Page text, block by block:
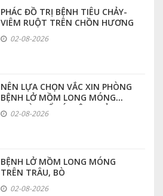
PHÁC ĐỒ TRỊ BỆNH TIÊU CHẢY-
VIÊM RUỘT TRÊN CHỒN HƯƠNG
02-08-2026
NÊN LỰA CHỌN VẮC XIN PHÒNG
BỆNH LỞ MỒM LONG MÓNG
LOẠI NÀO ĐỂ CÓ HIỆU QUẢ CAO
NHẤT
02-08-2026
BỆNH LỞ MỒM LONG MÓNG
TRÊN TRÂU, BÒ
02-08-2026